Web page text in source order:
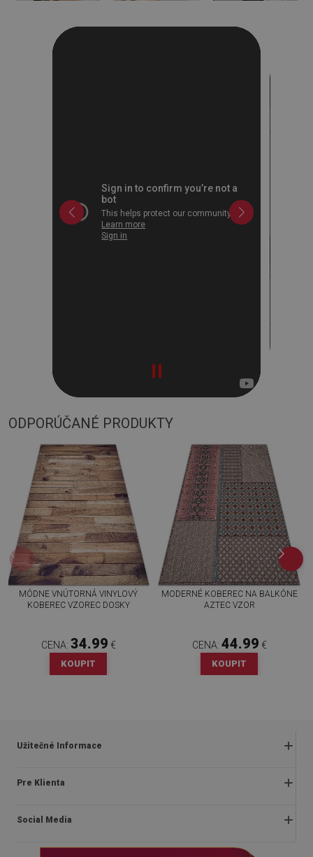
ODPORÚČANÉ PRODUKTY
MÓDNE VNÚTORNÁ VINYLOVÝ
KOBEREC VZOREC DOSKY
CENA: 34.99 €
KOUPIT
MODERNÉ KOBEREC NA BALKÓNE
AZTEC VZOR
CENA: 44.99 €
KOUPIT
Užitečné Informace
Obchodné podmienky
Často kladené otázky
Pre Klienta
O nás
Social Media